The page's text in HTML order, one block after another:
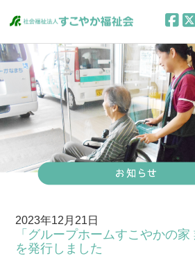
2023年12月21日
「グループホームすこやかの家
を発行しました